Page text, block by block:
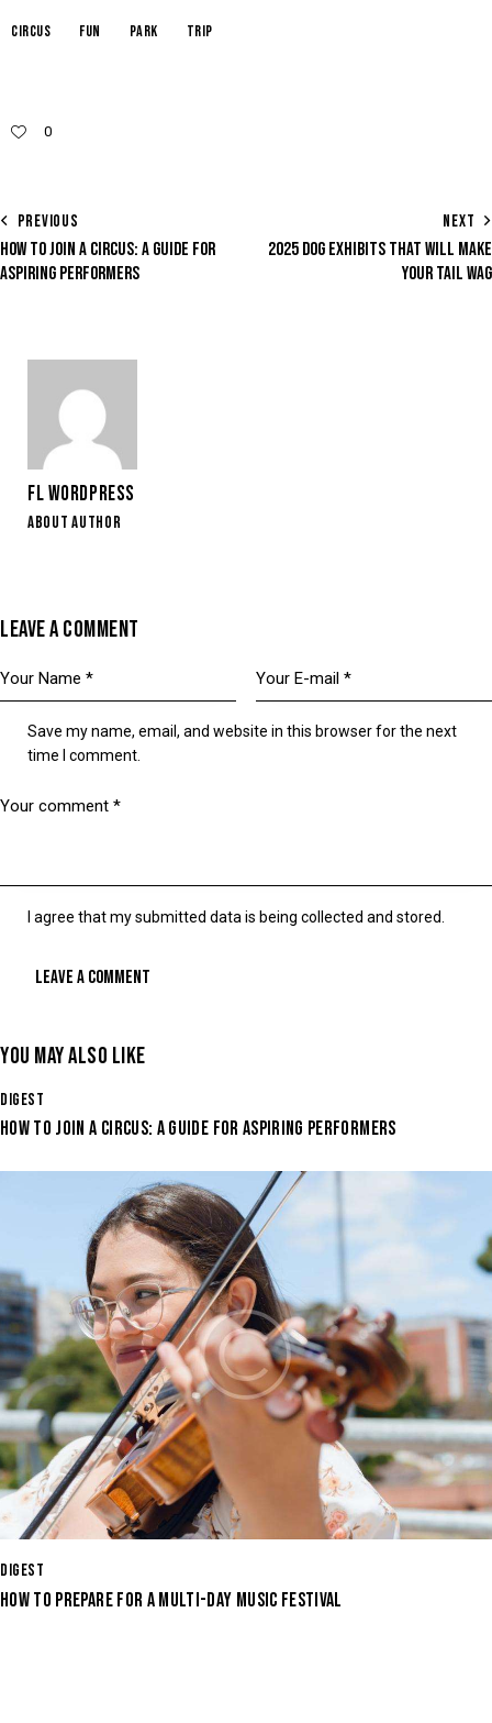
circus fun park trip
0
PREVIOUS
HOW TO JOIN A CIRCUS: A GUIDE FOR
ASPIRING PERFORMERS
NEXT
2025 DOG EXHIBITS THAT WILL MAKE
YOUR TAIL WAG
FL WORDPRESS
ABOUT AUTHOR
LEAVE A COMMENT
Save my name, email, and website in this browser for the next
time I comment.
I agree that my submitted data is being collected and stored.
YOU MAY ALSO LIKE
DIGEST
HOW TO JOIN A CIRCUS: A GUIDE FOR ASPIRING PERFORMERS
DIGEST
HOW TO PREPARE FOR A MULTI-DAY MUSIC FESTIVAL